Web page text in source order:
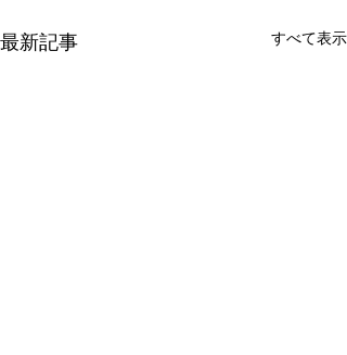
最新記事 すべて表示